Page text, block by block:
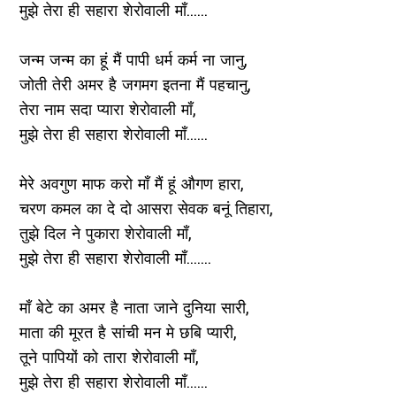
मुझे तेरा ही सहारा शेरोवाली माँ......
जन्म जन्म का हूं मैं पापी धर्म कर्म ना जानु,
जोती तेरी अमर है जगमग इतना मैं पहचानु,
तेरा नाम सदा प्यारा शेरोवाली माँ,
मुझे तेरा ही सहारा शेरोवाली माँ......
मेरे अवगुण माफ करो माँ मैं हूं औगण हारा,
चरण कमल का दे दो आसरा सेवक बनूं तिहारा,
तुझे दिल ने पुकारा शेरोवाली माँ,
मुझे तेरा ही सहारा शेरोवाली माँ.......
माँ बेटे का अमर है नाता जाने दुनिया सारी,
माता की मूरत है सांची मन मे छबि प्यारी,
तूने पापियों को तारा शेरोवाली माँ,
मुझे तेरा ही सहारा शेरोवाली माँ......